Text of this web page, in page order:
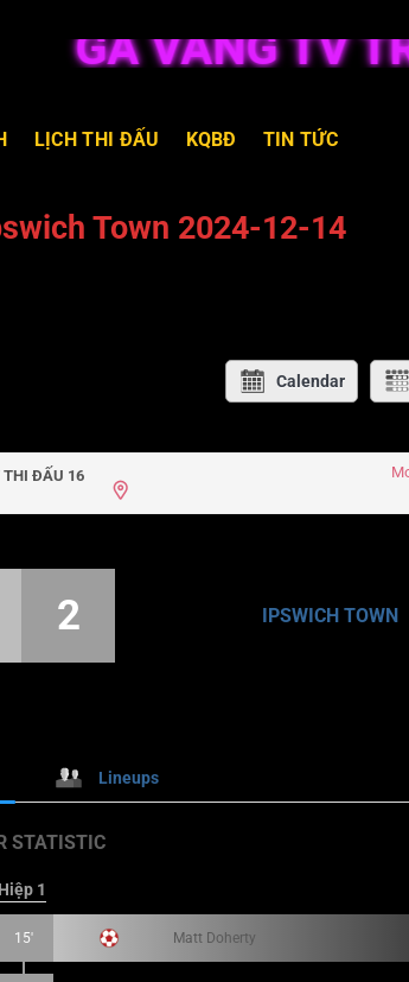
GÀ VÀNG TV
LỊCH THI ĐẤU KQBĐ TIN TỨC
Town 2024-12-14
Calendar
THI ĐẤU 16
IPSWICH TOWN
2
Lineups
STATISTIC
Hiệp 1
15' Matt Doherty